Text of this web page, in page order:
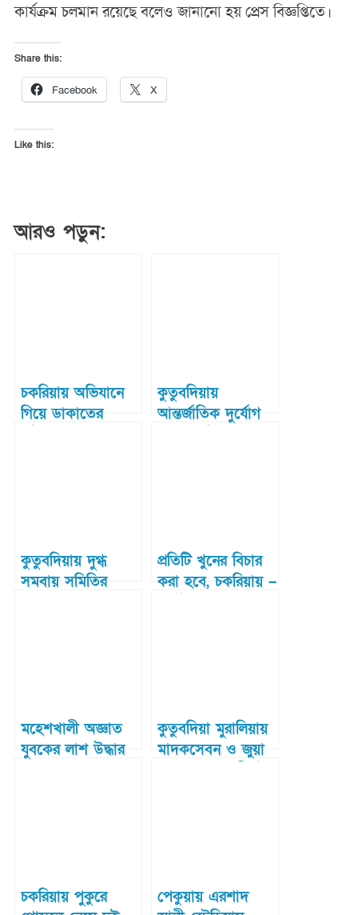
কার্যক্রম চলমান রয়েছে বলেও জানানো হয় প্রেস বিজ্ঞপ্তিতে।
Share this:
Facebook X
Like this:
আরও পড়ুন:
চকরিয়ায় অভিযানে
গিয়ে ডাকাতের
কুতুবদিয়ায়
আন্তর্জাতিক দুর্যোগ
কুতুবদিয়ায় দুগ্ধ
সমবায় সমিতির
প্রতিটি খুনের বিচার
করা হবে, চকরিয়ায় –
মহেশখালী অজ্ঞাত
যুবকের লাশ উদ্ধার
কুতুবদিয়া মুরালিয়ায়
মাদকসেবন ও জুয়া
চকরিয়ায় পুকুরে
পেকুয়ায় এরশাদ